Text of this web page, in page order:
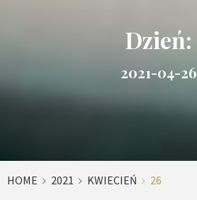
Dzień:
2021-04-26
HOME 2021 KWIECIEŃ 26